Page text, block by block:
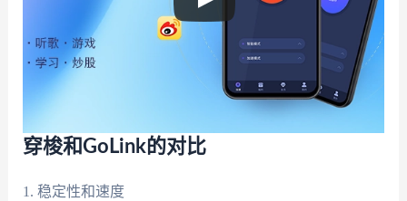
穿梭和GoLink的对比
1. 稳定性和速度